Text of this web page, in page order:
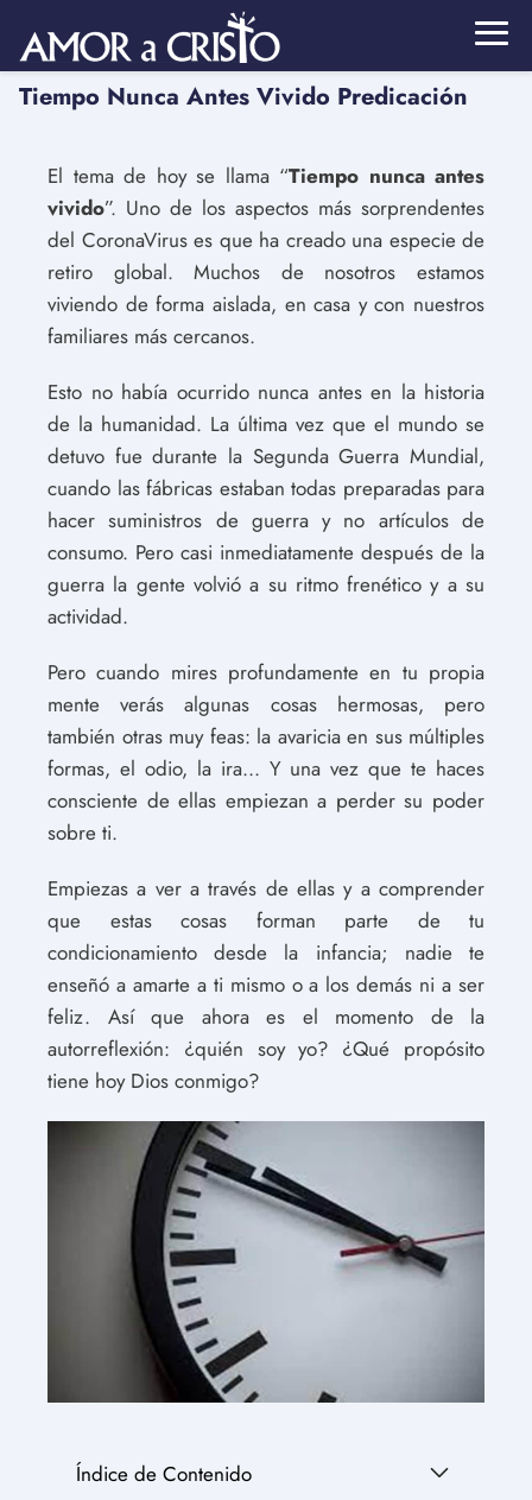
Tiempo Nunca Antes Vivido Predicación
El tema de hoy se llama “Tiempo nunca antes
vivido”. Uno de los aspectos más sorprendentes
del CoronaVirus es que ha creado una especie de
retiro global. Muchos de nosotros estamos
viviendo de forma aislada, en casa y con nuestros
familiares más cercanos.
Esto no había ocurrido nunca antes en la historia
de la humanidad. La última vez que el mundo se
detuvo fue durante la Segunda Guerra Mundial,
cuando las fábricas estaban todas preparadas para
hacer suministros de guerra y no artículos de
consumo. Pero casi inmediatamente después de la
guerra la gente volvió a su ritmo frenético y a su
actividad.
Pero cuando mires profundamente en tu propia
mente verás algunas cosas hermosas, pero
también otras muy feas: la avaricia en sus múltiples
formas, el odio, la ira... Y una vez que te haces
consciente de ellas empiezan a perder su poder
sobre ti.
Empiezas a ver a través de ellas y a comprender
que estas cosas forman parte de tu
condicionamiento desde la infancia; nadie te
enseñó a amarte a ti mismo o a los demás ni a ser
feliz. Así que ahora es el momento de la
autorreflexión: ¿quién soy yo? ¿Qué propósito
tiene hoy Dios conmigo?
Índice de Contenido